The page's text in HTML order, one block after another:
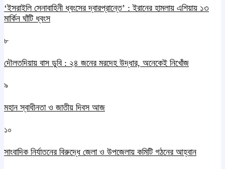
‘ইসরাইলি সেনাবাহিনী ধ্বংসের দ্বারপ্রান্তে’ : ইরানের হামলায় এশিয়ায় ১৩
মার্কিন ঘাঁটি ধ্বংস
৮
দৌলতদিয়ায় বাস ডুবি : ২৪ জনের মরদেহ উদ্ধার, অনেকেই নিখোঁজ
৯
মহান স্বাধীনতা ও জাতীয় দিবস আজ
১০
সাংবাদিক নির্যাতনের বিরুদ্ধে জেলা ও উপজেলায় কমিটি গঠনের আহ্বান